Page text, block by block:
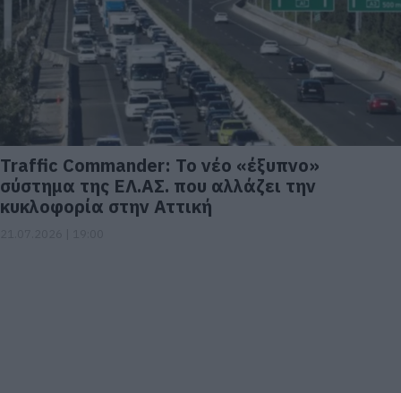
Traffic Commander: Το νέο «έξυπνο»
σύστημα της ΕΛ.ΑΣ. που αλλάζει την
κυκλοφορία στην Αττική